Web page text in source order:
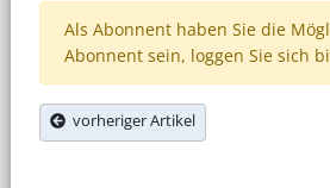
Als Abonnent haben Sie die
Abonnent sein, loggen Sie sich
vorheriger Artikel